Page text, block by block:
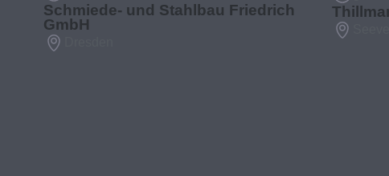
Schmiede- und Stahlbau Friedrich
GmbH